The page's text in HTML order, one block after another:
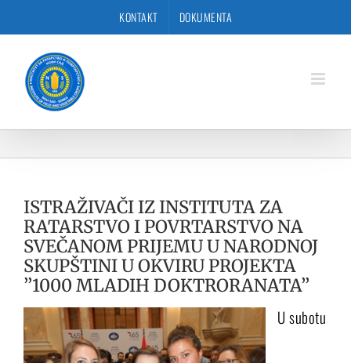
KONTAKT DOKUMENTA
ISTRAŽIVAČI IZ INSTITUTA ZA
RATARSTVO I POVRTARSTVO NA
SVEČANOM PRIJEMU U NARODNOJ
SKUPŠTINI U OKVIRU PROJEKTA
’’1000 MLADIH DOKTRORANATA’’
U subotu